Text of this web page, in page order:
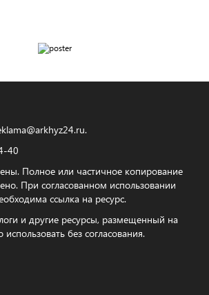
.
Полное или частичное копирование
При согласованном использовании
ссылка на ресурс.
и другие ресурсы, размещенный на
без согласования.